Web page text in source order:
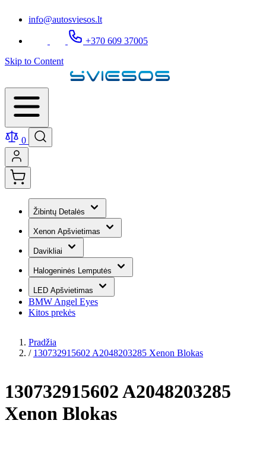
info@autosviesos.lt
+370 609 37005
Skip to Content
0
Žibintų Detalės
Xenon Apšvietimas
Davikliai
Halogeninės Lemputės
LED Apšvietimas
BMW Angel Eyes
Kitos prekės
Pradžia
/ 130732915602 A2048203285 Xenon Blokas
130732915602 A2048203285
Xenon Blokas